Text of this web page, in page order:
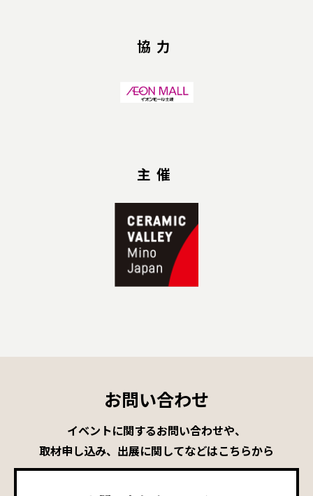
協力
主催
お問い合わせ
イベントに関するお問い合わせや、
取材申し込み、出展に関してなどはこちらから